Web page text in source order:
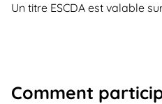
Un titre ESCDA est valable
Comment